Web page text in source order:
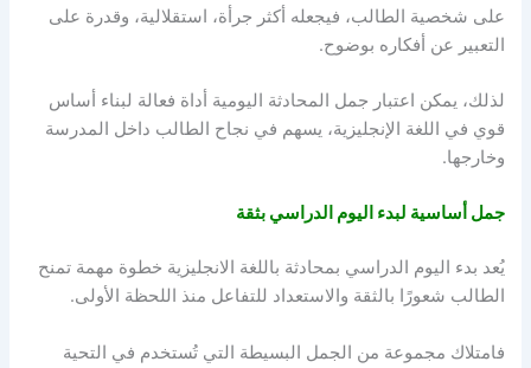
على شخصية الطالب، فيجعله أكثر جرأة، استقلالية، وقدرة على
التعبير عن أفكاره بوضوح.
لذلك، يمكن اعتبار جمل المحادثة اليومية أداة فعالة لبناء أساس
قوي في اللغة الإنجليزية، يسهم في نجاح الطالب داخل المدرسة
وخارجها.
جمل أساسية لبدء اليوم الدراسي بثقة
يُعد بدء اليوم الدراسي بمحادثة باللغة الانجليزية خطوة مهمة تمنح
الطالب شعورًا بالثقة والاستعداد للتفاعل منذ اللحظة الأولى.
فامتلاك مجموعة من الجمل البسيطة التي تُستخدم في التحية